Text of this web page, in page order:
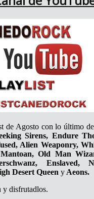
de Agosto con lo último de
Sirens, Endure
Alien Weaponry,
Old Man
Enslaved,
Desert Queen y Aeons.
y disfrutadlos.